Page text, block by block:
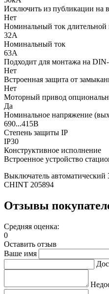
Исключить из публикации на
Нет
Номинальный ток длительной
32А
Номинальный ток
63А
Подходит для монтажа на
Нет
Встроенная защита от
Нет
Моторный привод
Да
Номинальное напряжение
690...415В
Степень защиты IP
IP30
Конструктивное исполнение
Встроенное устройство
Выключатель
CHINT 205894
Отзывы
Средняя оценка:
0
Оставить отзыв
Ваше имя